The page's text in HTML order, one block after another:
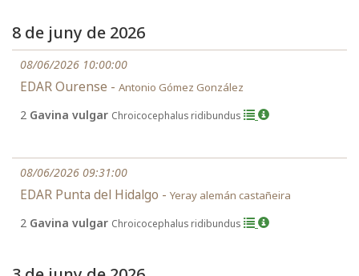
8 de juny de 2026
08/06/2026 10:00:00
EDAR Ourense - Antonio Gómez González
2 Gavina vulgar Chroicocephalus ridibundus
08/06/2026 09:31:00
EDAR Punta del Hidalgo - Yeray alemán castañeira
2 Gavina vulgar Chroicocephalus ridibundus